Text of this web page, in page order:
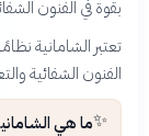
بقوة في الفنون
تعتبر الشامانية
الفنون الشفائية
✨ما هي